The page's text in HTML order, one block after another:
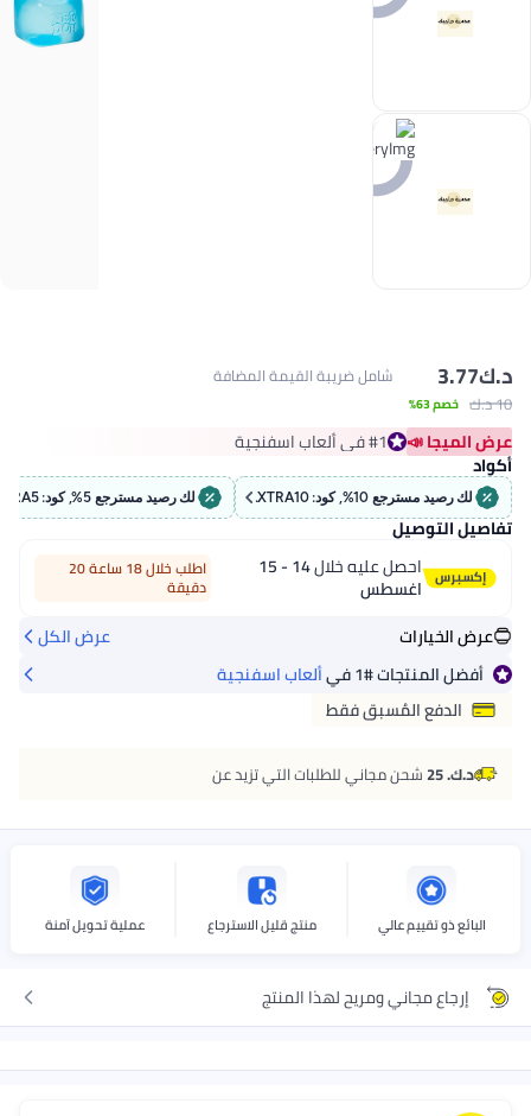
د.ك‏3.77
10 د.ك‏ خصم 63%
شامل ضريبة القيمة المضافة
عرض الميجا 📣 #1 في ألعاب اسفنجية
أكواد
لك رصيد مسترجع 10%, كود: EXTRA10 لك رصيد مسترجع 5%, كود: EXTRA5
تفاصيل التوصيل
احصل عليه خلال
14 - 15
اغسطس
اطلب خلال 18 ساعة 20
دقيقة
عرض الخيارات
عرض الكل
أفضل المنتجات#1 فيألعاب اسفنجية
الدفع المُسبق فقط
د.ك. 25 شحن مجاني للطلبات التي تزيد عن
البائع ذو تقييم عالي منتج قليل الاسترجاع عملية تحويل آمنة
إرجاع مجاني ومريح لهذا المنتج